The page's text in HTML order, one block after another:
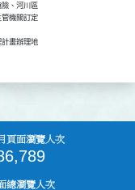
、河川區
機關訂定
畫辦理地
頁面瀏覽人次
總瀏覽人次